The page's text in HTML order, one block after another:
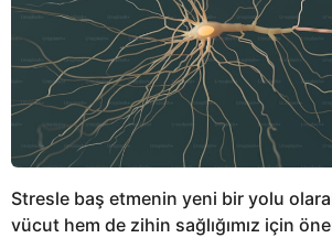
Stresle baş etmenin yeni bir yolu
vücut hem de zihin sağlığımız için